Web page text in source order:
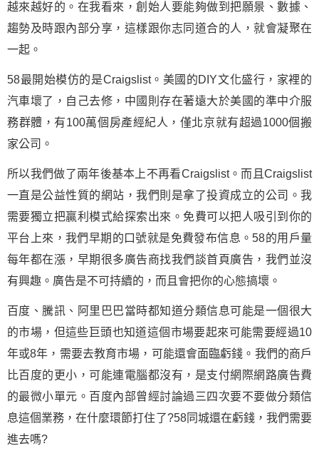
越來越好的。在我看來，創始人要能夠做到把願景、數據、
趨勢及時跟內部分享，這樣跟你志同道合的人，就會凝聚在
一起。
58最開始模仿的是Craigslist。美國的DIY文化盛行，家裡的
汽車壞了，自己去修，中國則存在著遠大於美國的準中介服
務群體，有100萬個房產經紀人，僅北京就有超過1000個搬
家公司。
所以我們做了兩年後基本上不再看Craigslist。而且Craigslist
一直是公益性質的網站，我們則是拿了投資成立的公司。我
需要獨立把贏利模式給探索出來。免費可以把人吸引到你的
平台上來，我們早期的 口號就是免費發布信息。58的用戶量
每年都在漲，早期很多廣告商找我們談首頁廣告，我們並沒
有興趣。廣告是不可持續的，而且會把你的心態搞壞。
百度、騰訊、阿里巴巴當時都知道分類信息可能是一個很大
的市場，但這些巨頭也知道這個市場要起來可能需要經過10
年或8年，需要去教育市場，可能還會面臨虧錢。我們的商戶
比百度的更小，可能連電腦都沒有，是支付網際網路廣告費
的最微小單元。百度內部曾經討論過三四次要不要做分類信
息這個業務，在什麼環節打住了?58同城還在虧錢，我們需要
進去嗎?